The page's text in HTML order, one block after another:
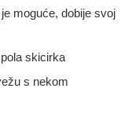
moguće, dobije svoj
skicirka
s nekom